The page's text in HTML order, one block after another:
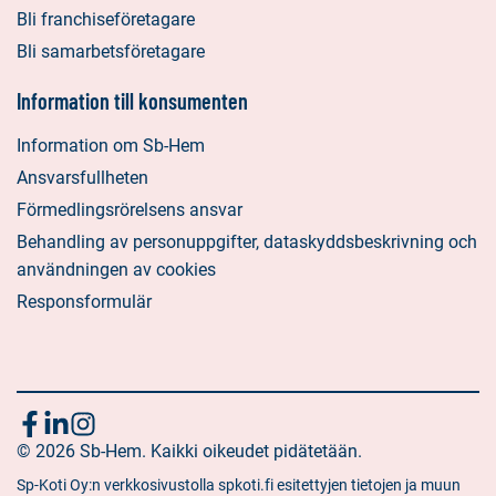
Bli franchiseföretagare
Bli samarbetsföretagare
Information till konsumenten
Information om Sb-Hem
Ansvarsfullheten
Förmedlingsrörelsens ansvar
Behandling av personuppgifter, dataskyddsbeskrivning och
användningen av cookies
Responsformulär
Följ
oss
Sociala
media:
facebook
Sociala
media:
linkedin
Sociala
media:
instagram
© 2026 Sb-Hem. Kaikki oikeudet pidätetään.
Sp-Koti Oy:n verkkosivustolla spkoti.fi esitettyjen tietojen ja muun